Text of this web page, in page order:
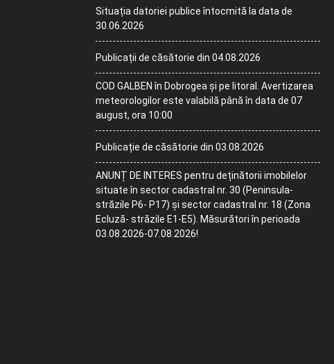
Situația datoriei publice întocmită la data de
30.06.2026
Publicații de căsătorie din 04.08.2026
COD GALBEN în Dobrogea și pe litoral. Avertizarea
meteorologilor este valabilă până în data de 07
august, ora 10:00
Publicație de căsătorie din 03.08.2026
ANUNȚ DE INTERES pentru deținătorii imobilelor
situate în sector cadastral nr. 30 (Peninsula-
străzile P6- P17) și sector cadastral nr. 18 (Zona
Ecluză- străzile E1-E5). Măsurători în perioada
03.08.2026-07.08.2026!